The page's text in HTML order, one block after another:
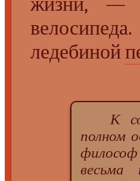
ледебиной
К
полном